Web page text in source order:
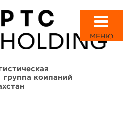
МЕНЮ
группа компаний